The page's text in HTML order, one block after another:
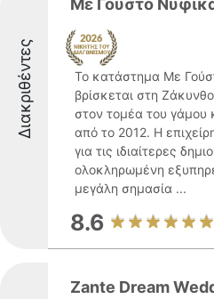
Διακριθέντες
Με Γούστο
Το κατάστημα Με
βρίσκεται στη
στον τομέα του γάμου
από το 2012. Η
για τις ιδιαίτερες
ολοκληρωμένη
μεγάλη σημασία ...
8.6
Zante Dream